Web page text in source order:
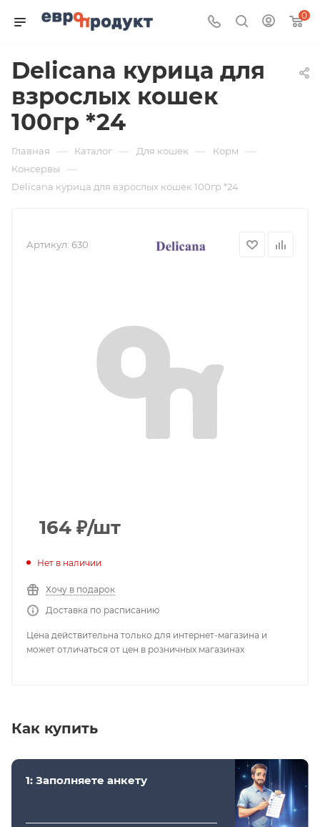
0
Delicana курица для
взрослых кошек
100гр *24
Главная — Каталог — Для кошек — Корм —
Консервы —
Delicana курица для взрослых кошек 100гр *24
Артикул: 630
164 ₽/шт
Нет в наличии
Хочу в подарок
Доставка по расписанию
Цена действительна только для интернет-магазина и
может отличаться от цен в розничных магазинах
Как купить
1: Заполняете анкету